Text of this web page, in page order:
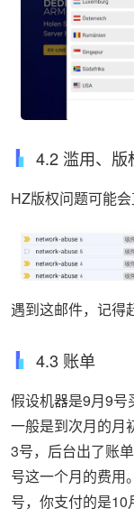
4.2 滥用、版
HZ版权问题可能
遇到这邮件，记得
4.3 账单
假设机器是9月9号
一般是到次月的月
3号，后台出了账
号这一个月的费用
号，你支付的是